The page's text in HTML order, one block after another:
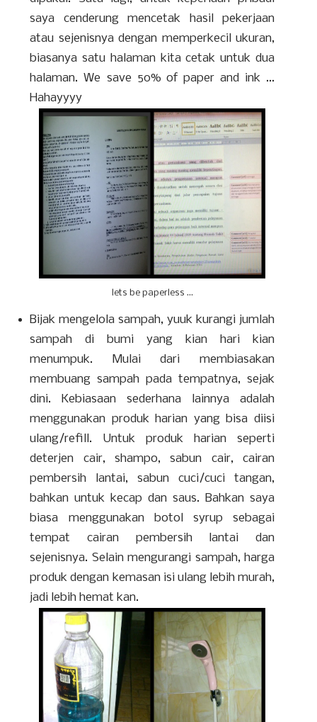
saya cenderung mencetak hasil pekerjaan
atau sejenisnya dengan memperkecil ukuran,
biasanya satu halaman kita cetak untuk dua
halaman. We save 50% of paper and ink ...
Hahayyyy
lets be paperless ...
Bijak mengelola sampah, yuuk kurangi jumlah
sampah di bumi yang kian hari kian
menumpuk. Mulai dari membiasakan
membuang sampah pada tempatnya, sejak
dini. Kebiasaan sederhana lainnya adalah
menggunakan produk harian yang bisa diisi
ulang/refill. Untuk produk harian seperti
deterjen cair, shampo, sabun cair, cairan
pembersih lantai, sabun cuci/cuci tangan,
bahkan untuk kecap dan saus. Bahkan saya
biasa menggunakan botol syrup sebagai
tempat cairan pembersih lantai dan
sejenisnya. Selain mengurangi sampah, harga
produk dengan kemasan isi ulang lebih murah,
jadi lebih hemat kan.